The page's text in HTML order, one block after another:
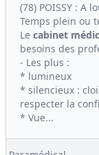
(78) POISSY : A
Temps plein ou
Le cabinet
besoins des
- Les plus :
* lumineux
* silencieux :
respecter la
* Vue...